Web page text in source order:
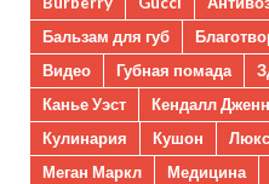
Бальзам для губ
Видео
Губная помада
Канье Уэст
Кендалл
Кулинария
Кушон Люкс
Меган Маркл
Медицина